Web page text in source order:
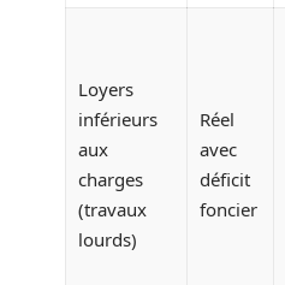
Loyers
inférieurs
aux
charges
(travaux
lourds)
Réel
avec
déficit
foncier